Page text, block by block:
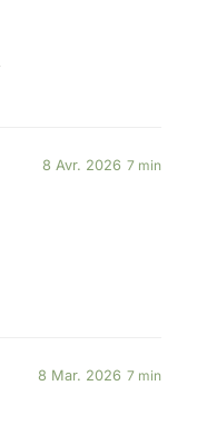
8 Avr. 2026 7 min
8 Mar. 2026 7 min